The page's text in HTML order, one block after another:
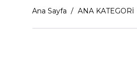
Ana Sayfa ANA KATEGORİ